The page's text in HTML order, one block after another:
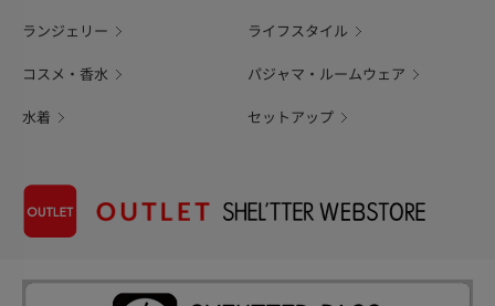
ランジェリー ライフスタイル
コスメ・香水 パジャマ・ルームウェア
水着 セットアップ